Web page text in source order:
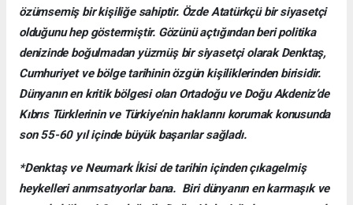
özümsemiş bir kişiliğe sahiptir. Özde Atatürkçü bir siyasetçi
olduğunu hep göstermiştir. Gözünü açtığından beri politika
denizinde boğulmadan yüzmüş bir siyasetçi olarak Denktaş,
Cumhuriyet ve bölge tarihinin özgün kişiliklerinden birisidir.
Dünyanın en kritik bölgesi olan Ortadoğu ve Doğu Akdeniz’de
Kıbrıs Türklerinin ve Türkiye’nin haklarını korumak konusunda
son 55-60 yıl içinde büyük başarılar sağladı.
*Denktaş ve Neumark İkisi de tarihin içinden çıkagelmiş
heykelleri anımsatıyorlar bana. Biri dünyanın en karmaşık ve